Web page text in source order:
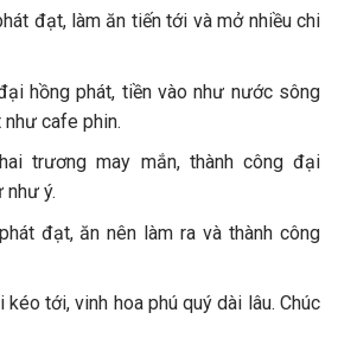
đạt, làm ăn tiến tới và mở nhiều chi
hồng phát, tiền vào như nước sông
cafe phin.
trương may mắn, thành công đại
như ý.
đạt, ăn nên làm ra và thành công
kéo tới, vinh hoa phú quý dài lâu. Chúc